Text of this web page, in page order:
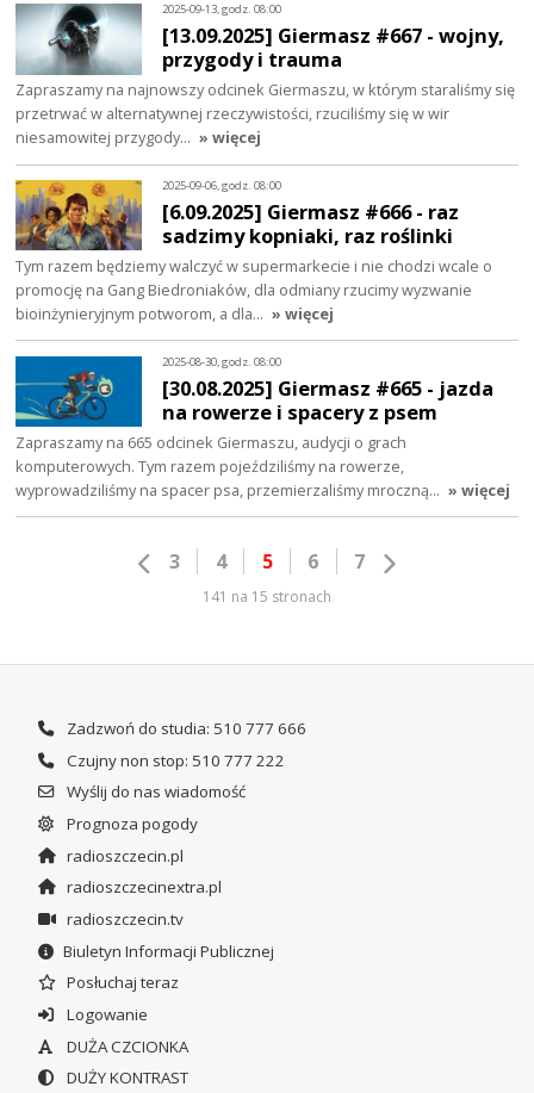
2025-09-13, godz. 08:00
[13.09.2025] Giermasz #667 - wojny,
przygody i trauma
Zapraszamy na najnowszy odcinek Giermaszu, w którym staraliśmy się
przetrwać w alternatywnej rzeczywistości, rzuciliśmy się w wir
niesamowitej przygody… » więcej
2025-09-06, godz. 08:00
[6.09.2025] Giermasz #666 - raz
sadzimy kopniaki, raz roślinki
Tym razem będziemy walczyć w supermarkecie i nie chodzi wcale o
promocję na Gang Biedroniaków, dla odmiany rzucimy wyzwanie
bioinżynieryjnym potworom, a dla… » więcej
2025-08-30, godz. 08:00
[30.08.2025] Giermasz #665 - jazda
na rowerze i spacery z psem
Zapraszamy na 665 odcinek Giermaszu, audycji o grach
komputerowych. Tym razem pojeździliśmy na rowerze,
wyprowadziliśmy na spacer psa, przemierzaliśmy mroczną… » więcej
3 4 5 6 7
141 na 15 stronach
Zadzwoń do studia: 510 777 666
Czujny non stop: 510 777 222
Wyślij do nas wiadomość
Prognoza pogody
radioszczecin.pl
radioszczecinextra.pl
radioszczecin.tv
Biuletyn Informacji Publicznej
Posłuchaj teraz
Logowanie
DUŻA CZCIONKA
DUŻY KONTRAST